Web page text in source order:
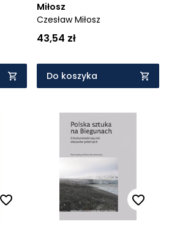
Miłosz
Czesław Miłosz
43,54 zł
Do koszyka